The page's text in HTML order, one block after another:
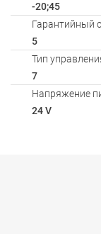
-20;45
Гарантийный
5
Тип
7
Напряжение
24 V
Вы можете